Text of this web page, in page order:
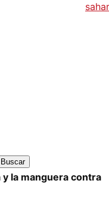
la manguera contra